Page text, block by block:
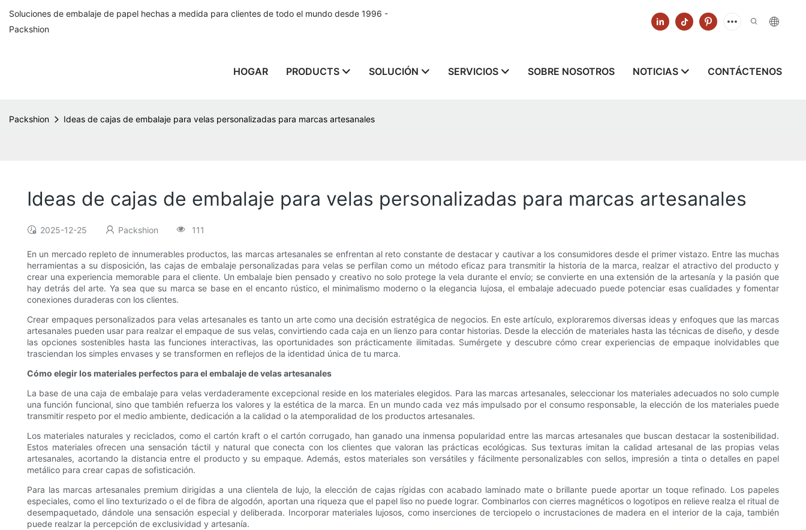
Soluciones de embalaje de papel hechas a medida para clientes de todo el mundo desde 1996 -
Packshion
HOGAR PRODUCTS SOLUCIÓN SERVICIOS SOBRE NOSOTROS NOTICIAS CONTÁCTENOS
Packshion Ideas de cajas de embalaje para velas personalizadas para marcas artesanales
Ideas de cajas de embalaje para velas personalizadas para marcas artesanales
2025-12-25 Packshion 111
En un mercado repleto de innumerables productos, las marcas artesanales se enfrentan al reto constante de destacar y cautivar a los consumidores desde el primer vistazo. Entre las muchas
herramientas a su disposición, las cajas de embalaje personalizadas para velas se perfilan como un método eficaz para transmitir la historia de la marca, realzar el atractivo del producto y
crear una experiencia memorable para el cliente. Un embalaje bien pensado y creativo no solo protege la vela durante el envío; se convierte en una extensión de la artesanía y la pasión que
hay detrás del arte. Ya sea que su marca se base en el encanto rústico, el minimalismo moderno o la elegancia lujosa, el embalaje adecuado puede potenciar esas cualidades y fomentar
conexiones duraderas con los clientes.
Crear empaques personalizados para velas artesanales es tanto un arte como una decisión estratégica de negocios. En este artículo, exploraremos diversas ideas y enfoques que las marcas
artesanales pueden usar para realzar el empaque de sus velas, convirtiendo cada caja en un lienzo para contar historias. Desde la elección de materiales hasta las técnicas de diseño, y desde
las opciones sostenibles hasta las funciones interactivas, las oportunidades son prácticamente ilimitadas. Sumérgete y descubre cómo crear experiencias de empaque inolvidables que
trasciendan los simples envases y se transformen en reflejos de la identidad única de tu marca.
Cómo elegir los materiales perfectos para el embalaje de velas artesanales
La base de una caja de embalaje para velas verdaderamente excepcional reside en los materiales elegidos. Para las marcas artesanales, seleccionar los materiales adecuados no solo cumple
una función funcional, sino que también refuerza los valores y la estética de la marca. En un mundo cada vez más impulsado por el consumo responsable, la elección de los materiales puede
transmitir respeto por el medio ambiente, dedicación a la calidad o la atemporalidad de los productos artesanales.
Los materiales naturales y reciclados, como el cartón kraft o el cartón corrugado, han ganado una inmensa popularidad entre las marcas artesanales que buscan destacar la sostenibilidad.
Estos materiales ofrecen una sensación táctil y natural que conecta con los clientes que valoran las prácticas ecológicas. Sus texturas imitan la calidad artesanal de las propias velas
artesanales, acortando la distancia entre el producto y su empaque. Además, estos materiales son versátiles y fácilmente personalizables con sellos, impresión a tinta o detalles en papel
metálico para crear capas de sofisticación.
Para las marcas artesanales premium dirigidas a una clientela de lujo, la elección de cajas rígidas con acabado laminado mate o brillante puede aportar un toque refinado. Los papeles
especiales, como el lino texturizado o el de fibra de algodón, aportan una riqueza que el papel liso no puede lograr. Combinarlos con cierres magnéticos o logotipos en relieve realza el ritual de
desempaquetado, dándole una sensación especial y deliberada. Incorporar materiales lujosos, como inserciones de terciopelo o incrustaciones de madera en el interior de la caja, también
puede realzar la percepción de exclusividad y artesanía.